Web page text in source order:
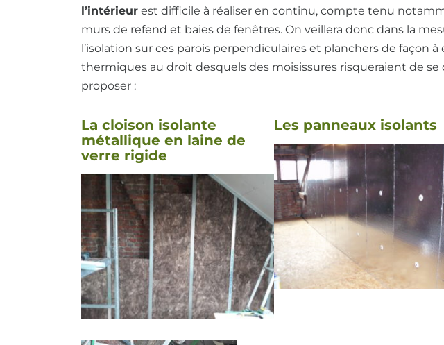
l’intérieur est difficile à réaliser en continu, compte tenu
murs de refend et baies de fenêtres. On veillera donc dans la
l’isolation sur ces parois perpendiculaires et planchers de façon
thermiques au droit desquels des moisissures risqueraient de
proposer :
La cloison isolante
métallique en laine de
verre rigide
Les panneaux isolants